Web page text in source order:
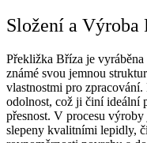
Složení a
Překližka Bříza je
známé svou jemnou
vlastnostmi pro
odolnost, což ji činí ideální
přesnost. V procesu
slepeny kvalitními lepidly,